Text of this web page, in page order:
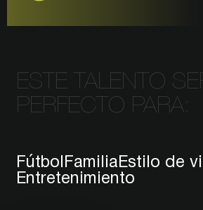
ESTE TALENTO
PERFECTO PARA:
Fútbol Familia Estilo de
Entretenimiento